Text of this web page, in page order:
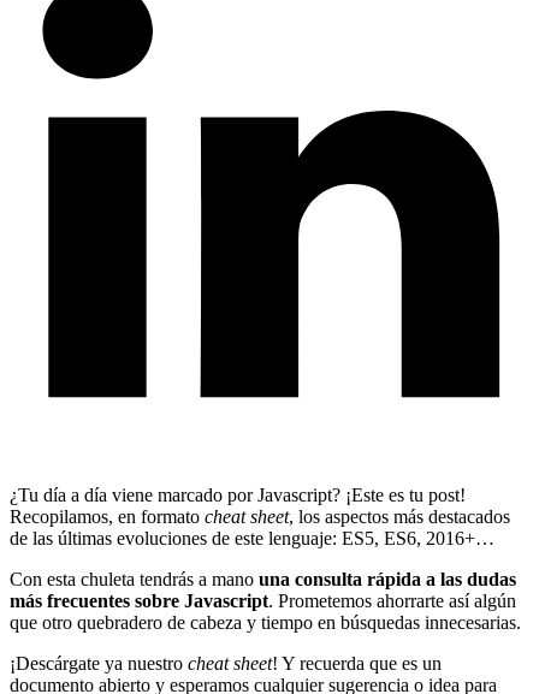
¿Tu día a día viene marcado por Javascript? ¡Este es tu post!
Recopilamos, en formato cheat sheet, los aspectos más destacados
de las últimas evoluciones de este lenguaje: ES5, ES6, 2016+…
Con esta chuleta tendrás a mano una consulta rápida a las dudas
más frecuentes sobre Javascript. Prometemos ahorrarte así algún
que otro quebradero de cabeza y tiempo en búsquedas innecesarias.
¡Descárgate ya nuestro cheat sheet! Y recuerda que es un
documento abierto y esperamos cualquier sugerencia o idea para